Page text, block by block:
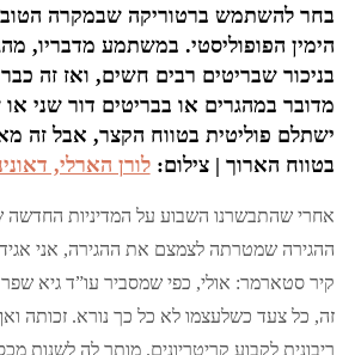
בחר להשתמש ברטוריקה שבמקרה
הימין הפופוליסטי. במשתמע מדבריו,
בניכור שבריטים רבים חשים, ואז זה
מדובר במהגרים או בבריטים דור שני או
ישתלם פוליטית בטווח הקצר, אבל זה
בטווח הארוך | צילום:לורן הארלי,
אחרי שהתבשרנו השבוע על המדיניות
ההגירה שמטרתה לצמצם את ההגירה, אני
קיר סטארמר: אולי, כפי שמסביר עו”ד גיא שפר
זה, כל צעד כשלעצמו לא כל כך נורא. זכותה
ריבונית לקבוע קריטריונים. מותר לה לשנות